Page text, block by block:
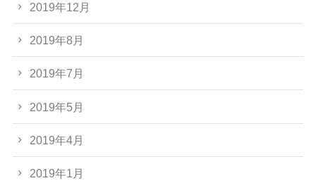
2019年12月
2019年8月
2019年7月
2019年5月
2019年4月
2019年1月